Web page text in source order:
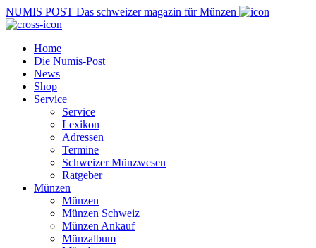
NUMIS POST Das schweizer magazin für Münzen
Home
Die Numis-Post
News
Shop
Service
Service
Lexikon
Adressen
Termine
Schweizer Münzwesen
Ratgeber
Münzen
Münzen
Münzen Schweiz
Münzen Ankauf
Münzalbum